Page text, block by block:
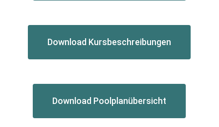
Download Kursbeschreibungen
Download Poolplanübersicht